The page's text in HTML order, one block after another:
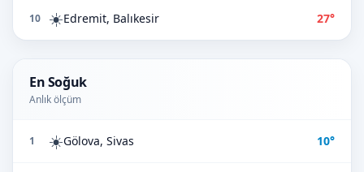
10 ☀️Edremit, Balıkesir 27°
En Soğuk
Anlık ölçüm
1 ☀️Gölova, Sivas 10°